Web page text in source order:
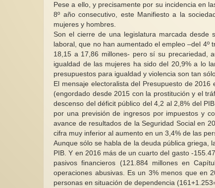
Pese a ello, y precisamente por su incidencia en
8º año consecutivo, este Manifiesto a la
mujeres y hombres.
Son el cierre de una legislatura marcada desde
laboral, que no han aumentado el empleo –del
18,15 a 17,86 millones- pero sí su precariedad,
igualdad de las mujeres ha sido del 20,9% a lo
presupuestos para igualdad y violencia son tan
El mensaje electoralista del Presupuesto de
(engordado desde 2015 con la prostitución y el
descenso del déficit público del 4,2 al 2,8% del
por una previsión de ingresos por impuestos y
avance de resultados de la Seguridad Social en
cifra muy inferior al aumento en un 3,4% de las
Aunque sólo se habla de la deuda pública griega,
PIB. Y en 2016 más de un cuarto del gasto -
pasivos financieros (121.884 millones en
operaciones abusivas. Es un 3% menos que en
personas en situación de dependencia